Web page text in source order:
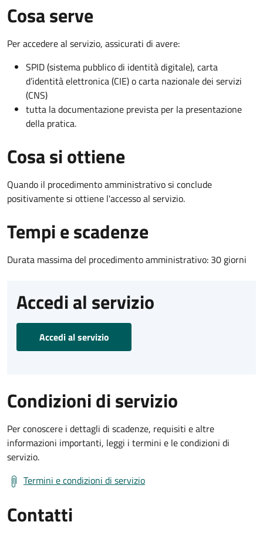
Cosa serve
Per accedere al servizio, assicurati di avere:
SPID (sistema pubblico di identità digitale), carta
d’identità elettronica (CIE) o carta nazionale dei servizi
(CNS)
tutta la documentazione prevista per la presentazione
della pratica.
Cosa si ottiene
Quando il procedimento amministrativo si conclude
positivamente si ottiene l'accesso al servizio.
Tempi e scadenze
Durata massima del procedimento amministrativo: 30 giorni
Accedi al servizio
Accedi al servizio
Condizioni di servizio
Per conoscere i dettagli di scadenze, requisiti e altre
informazioni importanti, leggi i termini e le condizioni di
servizio.
Termini e condizioni di servizio
Contatti